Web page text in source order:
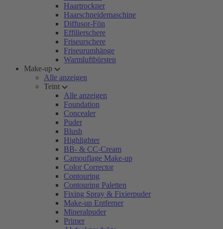
Haartrockner
Haarschneidemaschine
Diffusor-Fön
Effilierschere
Friseurschere
Friseurumhänge
Warmluftbürsten
Make-up
Alle anzeigen
Teint
Alle anzeigen
Foundation
Concealer
Puder
Blush
Highlighter
BB- & CC-Cream
Camouflage Make-up
Color Corrector
Contouring
Contouring Paletten
Fixing Spray & Fixierpuder
Make-up Entferner
Mineralpuder
Primer